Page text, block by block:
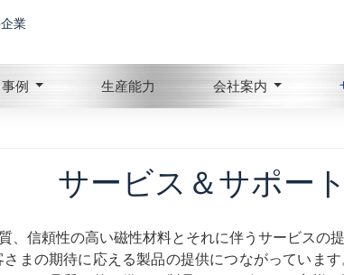
業
事例 生産能力 会社案内
サービス＆サポート
、信頼性の高い磁性材料とそれに伴うサービスの
まの期待に応える製品の提供につながっていま